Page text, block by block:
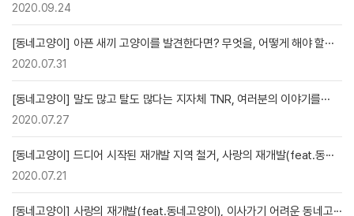
2020.09.24
[동네고양이] 아픈 새끼 고양이를 발견한다면? 무엇을, 어떻게 해야 할···
2020.07.31
[동네고양이] 말도 많고 탈도 많다는 지자체 TNR, 여러분의 이야기를···
2020.07.27
[동네고양이] 드디어 시작된 재개발 지역 철거, 사랑의 재개발(feat.동···
2020.07.21
[동네고양이] 사랑의 재개발(feat.동네고양이), 이사가기 어려운 동네고···